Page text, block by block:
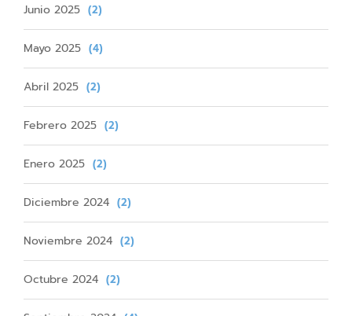
Junio 2025 (2)
Mayo 2025 (4)
Abril 2025 (2)
Febrero 2025 (2)
Enero 2025 (2)
Diciembre 2024 (2)
Noviembre 2024 (2)
Octubre 2024 (2)